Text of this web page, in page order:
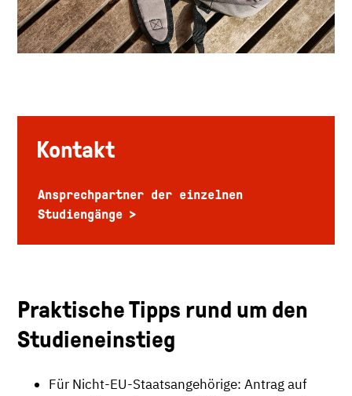
Kontakt
Ansprechpartner der einzelnen
Studiengänge
Praktische Tipps rund um den
Studieneinstieg
Für Nicht-EU-Staatsangehörige: Antrag auf